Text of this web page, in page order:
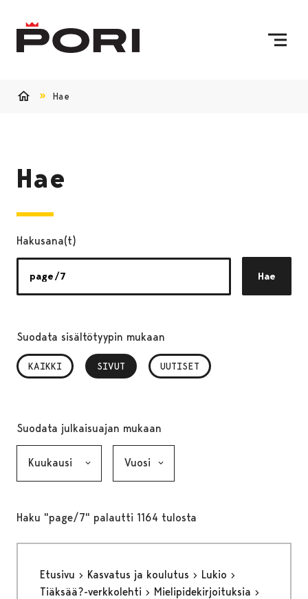
Hae
Hae
Hakusana(t)
Hae
Suodata sisältötyypin mukaan
KAIKKI SIVUT
, VALITTU UUTISET
Suodata julkaisuajan mukaan
Haku "page/7" palautti 1164 tulosta
Etusivu Kasvatus ja koulutus
Lukio
Tiäksää?-verkkolehti
Mielipidekirjoituksia